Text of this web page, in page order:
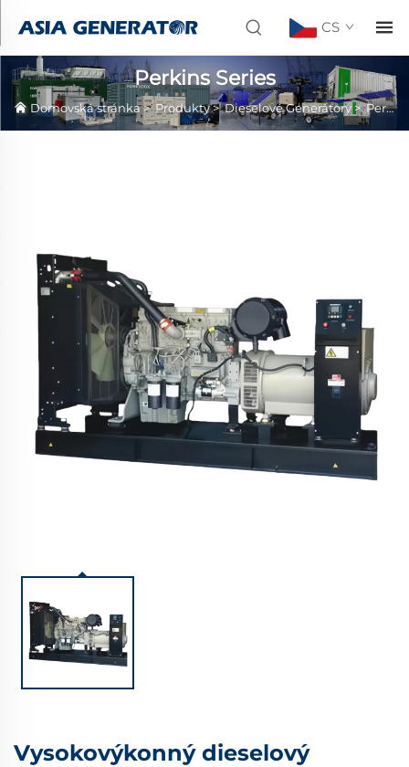
CS
Perkins Series
Domovská stránka>Produkty>Dieselové Generátory >Perkins Series
Vysokovýkonný dieselový